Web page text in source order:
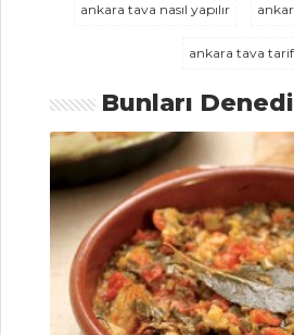
İçecekler Tüm
Tarifleri
MASTERCHEF
Yöresel Sinop
mantısı nasıl
yapılır?
ankara tava nasıl yapılır
ankara tava
Bunları